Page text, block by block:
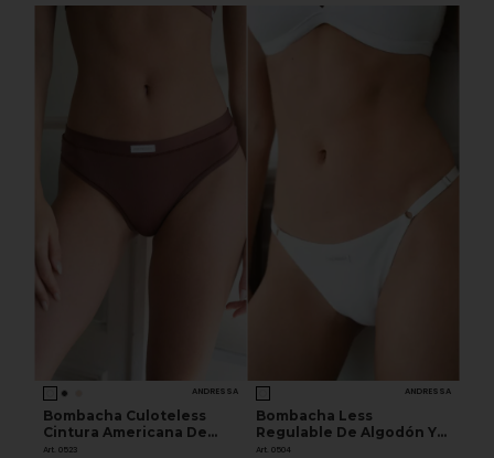
ANDRESSA
Bombacha Culoteless
Cintura Americana De
Microfibra
Art. 0523
ANDRESSA
Bombacha Less
Regulable De Algodón Y
Lycra
Art. 0504